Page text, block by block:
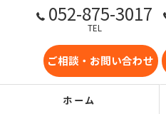
052-875-3017
TEL
ご相談・お問い合わせ
ホーム